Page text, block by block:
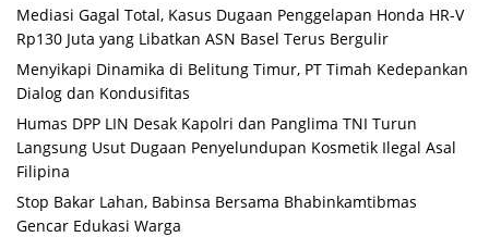
Mediasi Gagal Total, Kasus Dugaan Penggelapan Honda HR-V
Rp130 Juta yang Libatkan ASN Basel Terus Bergulir
Menyikapi Dinamika di Belitung Timur, PT Timah Kedepankan
Dialog dan Kondusifitas
Humas DPP LIN Desak Kapolri dan Panglima TNI Turun
Langsung Usut Dugaan Penyelundupan Kosmetik Ilegal Asal
Filipina
Stop Bakar Lahan, Babinsa Bersama Bhabinkamtibmas
Gencar Edukasi Warga